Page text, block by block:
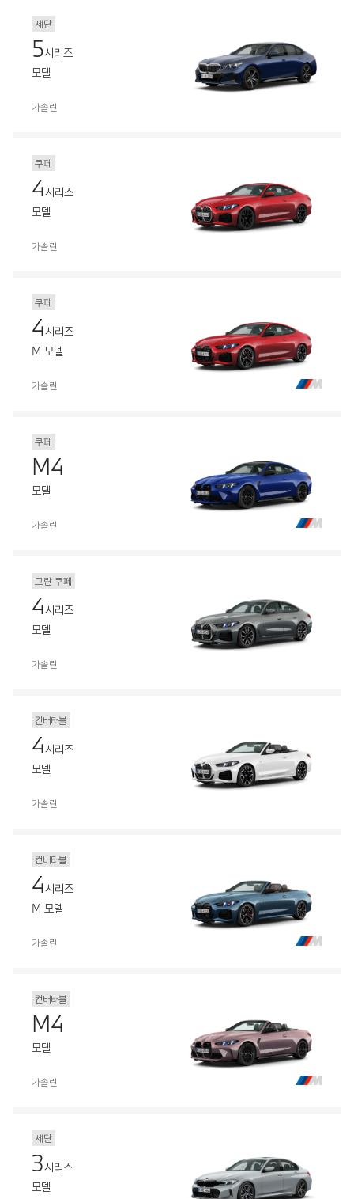
세단
5시리즈
모델
가솔린
쿠페
4시리즈
모델
가솔린
쿠페
4시리즈
M 모델
가솔린
쿠페
M4
모델
가솔린
그란 쿠페
4시리즈
모델
가솔린
컨버터블
4시리즈
모델
가솔린
컨버터블
4시리즈
M 모델
가솔린
컨버터블
M4
모델
가솔린
세단
3시리즈
모델